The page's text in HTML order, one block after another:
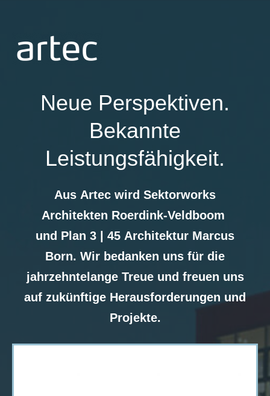
Neue Perspektiven.
Bekannte
Leistungsfähigkeit.
Aus Artec wird Sektorworks
Architekten Roerdink-Veldboom
und Plan 3 | 45 Architektur Marcus
Born. Wir bedanken uns für die
jahrzehntelange Treue und freuen uns
auf zukünftige Herausforderungen und
Projekte.